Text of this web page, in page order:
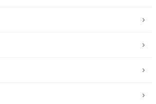
›
›
›
›